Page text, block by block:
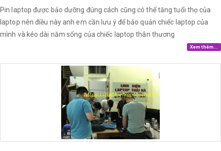
Pin laptop được bảo dưỡng đúng cách cũng có thể tăng tuổi thọ của
laptop nên điều này anh em cần lưu ý để bảo quản chiếc laptop của
mình và kéo dài năm sống của chiếc laptop thân thương
Xem thêm...